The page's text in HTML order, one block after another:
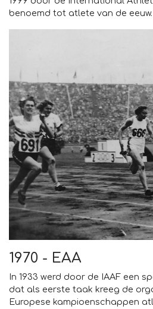
benoemd tot atlete van de eeuw.
1970 - EAA
In 1933 werd door de IAAF een
dat als eerste taak kreeg de
Europese kampioenschappen